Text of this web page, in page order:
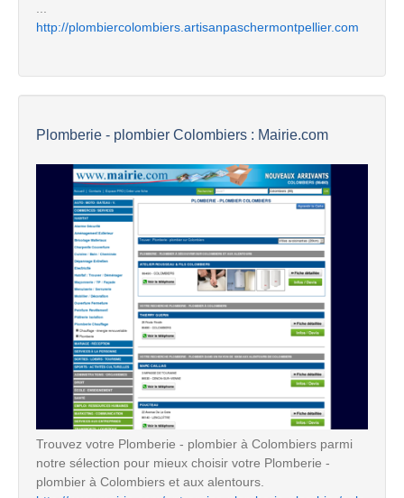
http://plombiercolombiers.artisanpaschermontpellier.com
Plomberie - plombier Colombiers : Mairie.com
Trouvez votre Plomberie - plombier à Colombiers parmi
notre sélection pour mieux choisir votre Plomberie -
plombier à Colombiers et aux alentours.